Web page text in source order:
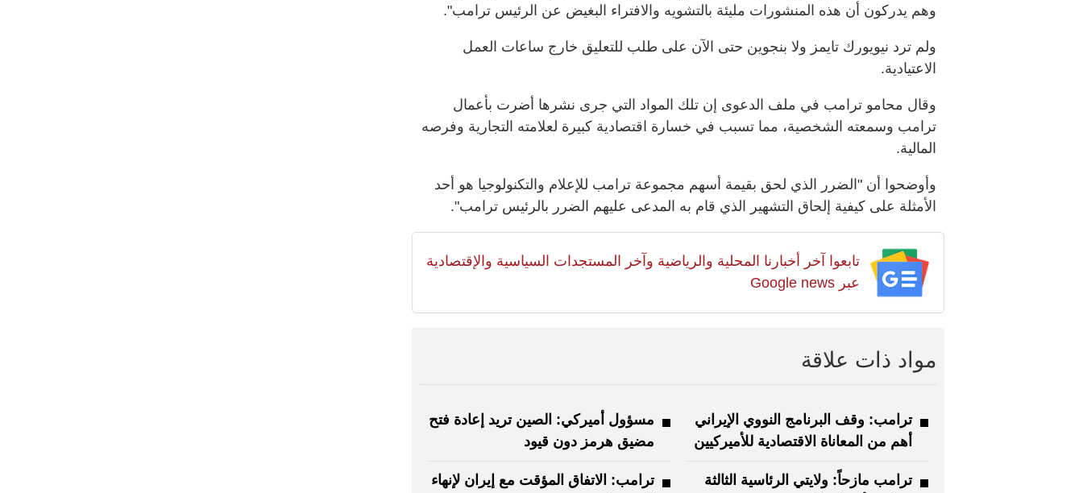
وهم يدركون أن هذه المنشورات مليئة بالتشويه والافتراء البغيض عن الرئيس ترامب".
ولم ترد نيويورك تايمز ولا بنجوين حتى الآن على طلب للتعليق خارج ساعات العمل
الاعتيادية.
وقال محامو ترامب في ملف الدعوى إن تلك المواد التي جرى نشرها أضرت بأعمال
ترامب وسمعته الشخصية، مما تسبب في خسارة اقتصادية كبيرة لعلامته التجارية وفرصه
المالية.
وأوضحوا أن "الضرر الذي لحق بقيمة أسهم مجموعة ترامب للإعلام والتكنولوجيا هو أحد
الأمثلة على كيفية إلحاق التشهير الذي قام به المدعى عليهم الضرر بالرئيس ترامب".
تابعوا آخر أخبارنا المحلية والرياضية وآخر المستجدات السياسية والإقتصادية
عبر Google news
مواد ذات علاقة
ترامب: وقف البرنامج النووي الإيراني
أهم من المعاناة الاقتصادية للأميركيين
مسؤول أميركي: الصين تريد إعادة فتح
مضيق هرمز دون قيود
ترامب مازحاً: ولايتي الرئاسية الثالثة
ترامب: الاتفاق المؤقت مع إيران لإنهاء